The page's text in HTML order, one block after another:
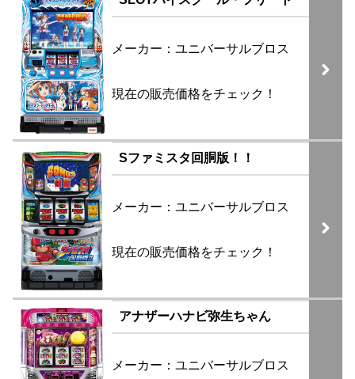
メーカー：ユニバーサルブロス
現在の販売価格をチェック！
Sファミスタ回胴版！！
メーカー：ユニバーサルブロス
現在の販売価格をチェック！
アナザーハナビ弥生ちゃん
メーカー：ユニバーサルブロス